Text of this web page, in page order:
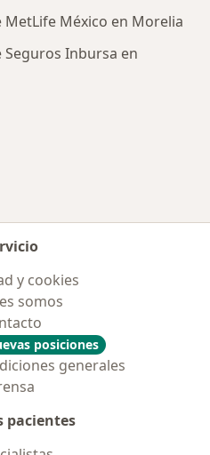
México en Morelia
Inbursa en
y cookies
somos
posiciones
generales
pacientes